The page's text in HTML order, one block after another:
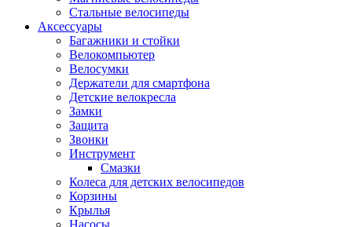
Стальные велосипеды
Аксессуары
Багажники и стойки
Велокомпьютер
Велосумки
Держатели для смартфона
Детские велокресла
Замки
Защита
Звонки
Инструмент
Смазки
Колеса для детских велосипедов
Корзины
Крылья
Насосы